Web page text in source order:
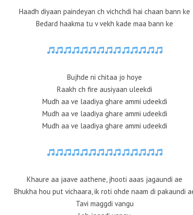
Haadh diyaan paindeyan ch vichchdi hai chaan bann ke
Bedard haakma tu v vekh kade maa bann ke
Bujhde ni chitaa jo hoye
Raakh ch fire ausiyaan uleekdi
Mudh aa ve laadiya ghare ammi udeekdi
Mudh aa ve laadiya ghare ammi udeekdi
Mudh aa ve laadiya ghare ammi udeekdi
Khaure aa jaave aathene, jhooti aaas jagaundi ae
Bhukha hou put vichaara, ik roti ohde naam di pakaundi
Tavi maggdi vangu